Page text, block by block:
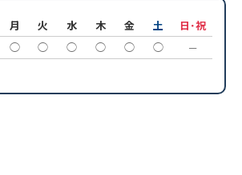
月 火 水 木 金 土 日･祝
◯ ◯ ◯ ◯ ◯ ◯ ─